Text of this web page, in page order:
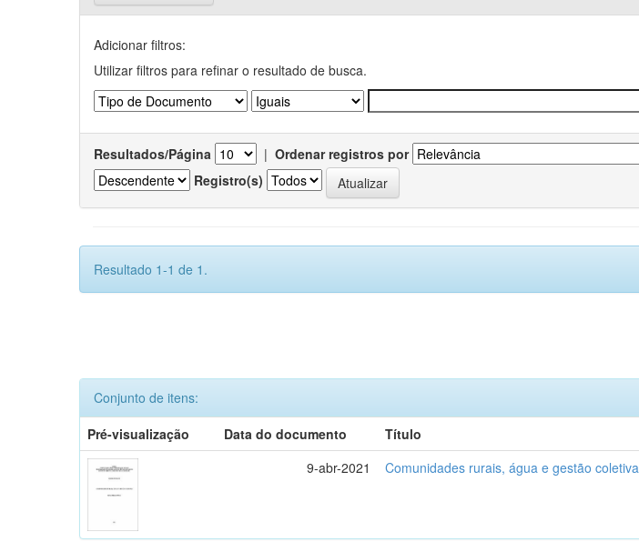
Adicionar filtros:
Utilizar filtros para refinar o resultado de busca.
Resultados/Página | Ordenar registros por
Registro(s)
Resultado 1-1 de 1.
Conjunto de itens:
Pré-visualização
Data do documento Título
9-abr-2021
Comunidades rurais, água e gestão coletiva